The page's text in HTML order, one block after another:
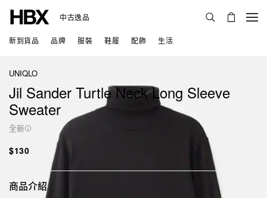
中古逸品
新到貨品 品牌 服裝 鞋履 配飾 生活
UNIQLO
Jil Sander Turtle Neck Long Sleeve
Sweater
全新
$130
商品介紹